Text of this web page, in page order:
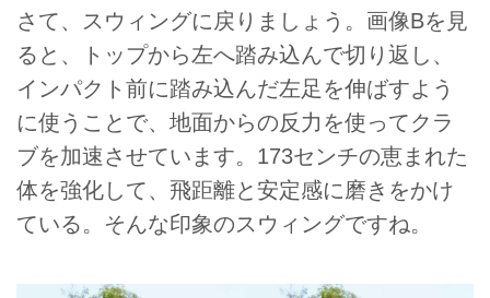
さて、スウィングに戻りましょう。画像Bを見
ると、トップから左へ踏み込んで切り返し、
インパクト前に踏み込んだ左足を伸ばすよう
に使うことで、地面からの反力を使ってクラ
ブを加速させています。173センチの恵まれた
体を強化して、飛距離と安定感に磨きをかけ
ている。そんな印象のスウィングですね。